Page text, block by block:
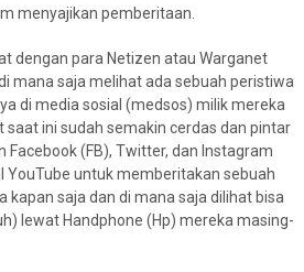
menyajikan pemberitaan.
dengan para Netizen atau Warganet
mana saja melihat ada sebuah peristiwa
di media sosial (medsos) milik mereka
ini sudah semakin cerdas dan pintar
Facebook (FB), Twitter, dan Instagram
YouTube untuk memberitakan sebuah
kapan saja dan di mana saja dilihat bisa
lewat Handphone (Hp) mereka masing-